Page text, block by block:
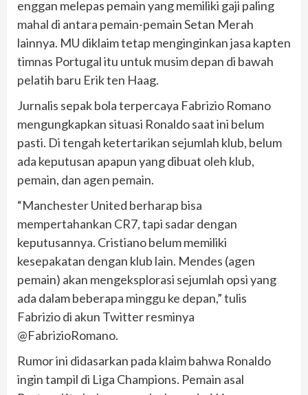
enggan melepas pemain yang memiliki gaji paling
mahal di antara pemain-pemain Setan Merah
lainnya. MU diklaim tetap menginginkan jasa kapten
timnas Portugal itu untuk musim depan di bawah
pelatih baru Erik ten Haag.
Jurnalis sepak bola terpercaya Fabrizio Romano
mengungkapkan situasi Ronaldo saat ini belum
pasti. Di tengah ketertarikan sejumlah klub, belum
ada keputusan apapun yang dibuat oleh klub,
pemain, dan agen pemain.
“Manchester United berharap bisa
mempertahankan CR7, tapi sadar dengan
keputusannya. Cristiano belum memiliki
kesepakatan dengan klub lain. Mendes (agen
pemain) akan mengeksplorasi sejumlah opsi yang
ada dalam beberapa minggu ke depan,” tulis
Fabrizio di akun Twitter resminya
@FabrizioRomano.
Rumor ini didasarkan pada klaim bahwa Ronaldo
ingin tampil di Liga Champions. Pemain asal